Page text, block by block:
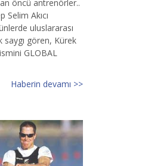
öncü antrenörler..
Selim Akıcı
uluslararası
saygı gören, Kürek
GLOBAL
Haberin devamı >>